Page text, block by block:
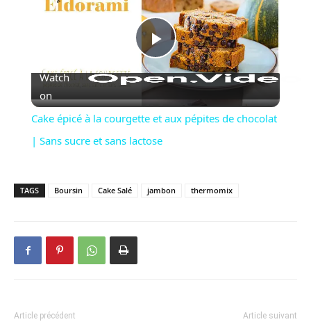
Play
Video
Watch
on
Cake épicé à la courgette et aux pépites de chocolat
| Sans sucre et sans lactose
TAGS Boursin Cake Salé jambon thermomix
Article précédent Article suivant